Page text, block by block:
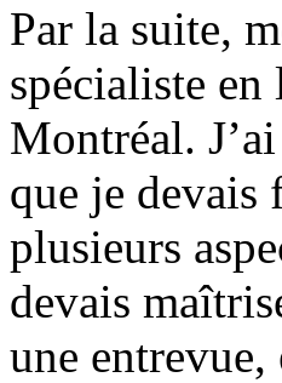
Par la suite,
spécialiste
Montréal.
que je devais
plusieurs
devais
une entrevue,